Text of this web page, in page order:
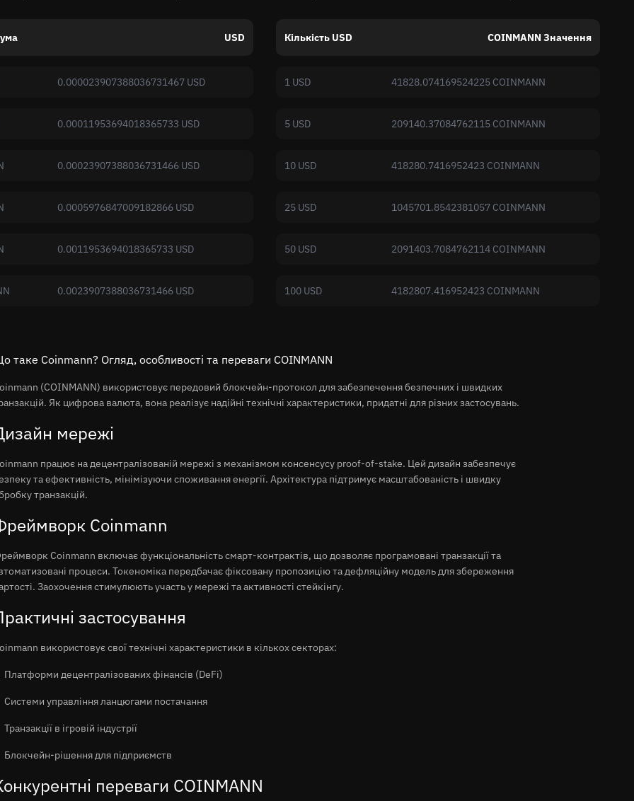
USD
0.000023907388036731467 USD
0.00011953694018365733 USD
0.00023907388036731466 USD
0.0005976847009182866 USD
0.0011953694018365733 USD
0.0023907388036731466 USD
Кількість USD COINMANN Значення
1 USD 41828.074169524225 COINMANN
5 USD 209140.37084762115 COINMANN
10 USD 418280.7416952423 COINMANN
25 USD 1045701.8542381057 COINMANN
50 USD 2091403.7084762114 COINMANN
100 USD 4182807.416952423 COINMANN
таке Coinmann? Огляд, особливості та переваги COINMANN
(COINMANN) використовує передовий блокчейн-протокол для забезпечення безпечних і швидких
Як цифрова валюта, вона реалізує надійні технічні характеристики, придатні для різних застосувань.
мережі
працює на децентралізованій мережі з механізмом консенсусу proof-of-stake. Цей дизайн забезпечує
та ефективність, мінімізуючи споживання енергії. Архітектура підтримує масштабованість і швидку
транзакцій.
Coinmann
Coinmann включає функціональність смарт-контрактів, що дозволяє програмовані транзакції та
процеси. Токеноміка передбачає фіксовану пропозицію та дефляційну модель для збереження
Заохочення стимулюють участь у мережі та активності стейкінгу.
застосування
використовує свої технічні характеристики в кількох секторах:
Платформи децентралізованих фінансів (DeFi)
Системи управління ланцюгами постачання
Транзакції в ігровій індустрії
Блокчейн-рішення для підприємств
переваги COINMANN